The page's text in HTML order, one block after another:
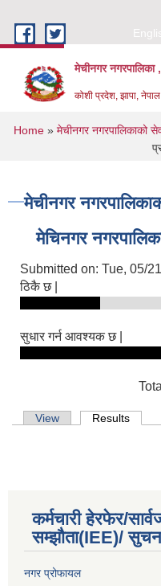
मेचीनगर नगरपालिका
कोशी प्रदेश, झापा, नेपाल
You are here
Home» मेचीनगर नगरपालिकाको
मेचीनगर
मेचिनगर
Submitted on: Tue, 05/
ठिकै छ |
सुधार गर्न आवश्यक छ |
Primary tabs
View Results
कर्मचारी हेरफेर/
सम्झौता(IEE)/
नगर प्रोफायल